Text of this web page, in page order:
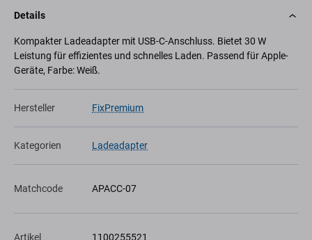
Details
Kompakter Ladeadapter mit USB-C-Anschluss. Bietet 30 W
Leistung für effizientes und schnelles Laden. Passend für Apple-
Geräte, Farbe: Weiß.
Hersteller FixPremium
Kategorien Ladeadapter
Matchcode APACC-07
Artikel 1100255521